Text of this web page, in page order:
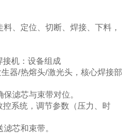
、定位、切断、焊接、下料，
接机：设备组成
器/热熔头/激光头，核心焊接部
滤芯与束带对位。
系统，调节参数（压力、时
芯和束带。